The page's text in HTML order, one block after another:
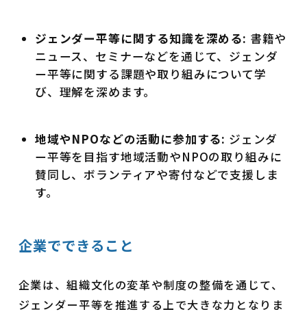
ジェンダー平等に関する知識を深める: 書籍や
ニュース、セミナーなどを通じて、ジェンダ
ー平等に関する課題や取り組みについて学
び、理解を深めます。
地域やNPOなどの活動に参加する: ジェンダ
ー平等を目指す地域活動やNPOの取り組みに
賛同し、ボランティアや寄付などで支援しま
す。
企業でできること
企業は、組織文化の変革や制度の整備を通じて、
ジェンダー平等を推進する上で大きな力となりま